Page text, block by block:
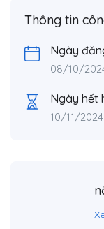
Thông tin
Ngày
08/10/
Ngày hết
10/11/2024